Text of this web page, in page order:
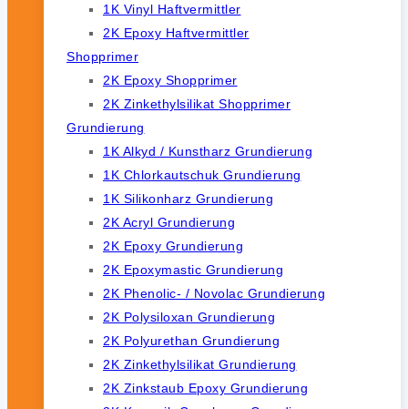
1K Vinyl Haftvermittler
2K Epoxy Haftvermittler
Shopprimer
2K Epoxy Shopprimer
2K Zinkethylsilikat Shopprimer
Grundierung
1K Alkyd / Kunstharz Grundierung
1K Chlorkautschuk Grundierung
1K Silikonharz Grundierung
2K Acryl Grundierung
2K Epoxy Grundierung
2K Epoxymastic Grundierung
2K Phenolic- / Novolac Grundierung
2K Polysiloxan Grundierung
2K Polyurethan Grundierung
2K Zinkethylsilikat Grundierung
2K Zinkstaub Epoxy Grundierung